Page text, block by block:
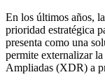
En los últimos años,
prioridad estratégica
presenta como una
permite externalizar
Ampliadas (XDR) a